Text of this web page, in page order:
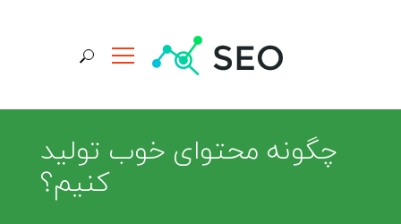
جستجو برای:
چگونه محتوای خوب تولید
کنیم؟